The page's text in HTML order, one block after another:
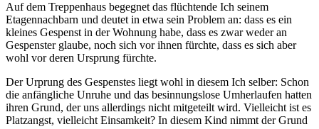
Auf dem Treppenhaus begegnet das flüchtende Ich seinem
Etagennachbarn und deutet in etwa sein Problem an: dass es ein
kleines Gespenst in der Wohnung habe, dass es zwar weder an
Gespenster glaube, noch sich vor ihnen fürchte, dass es sich aber
wohl vor deren Ursprung fürchte.
Der Urprung des Gespenstes liegt wohl in diesem Ich selber: Schon
die anfängliche Unruhe und das besinnungslose Umherlaufen hatten
ihren Grund, der uns allerdings nicht mitgeteilt wird. Vielleicht ist es
Platzangst, vielleicht Einsamkeit? In diesem Kind nimmt der Grund